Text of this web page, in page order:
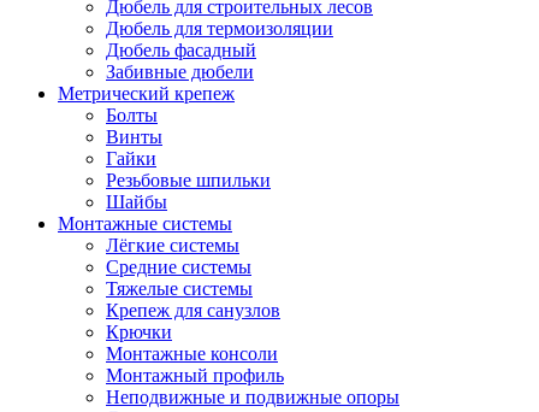
Дюбель для строительных лесов
Дюбель для термоизоляции
Дюбель фасадный
Забивные дюбели
Метрический крепеж
Болты
Винты
Гайки
Резьбовые шпильки
Шайбы
Монтажные системы
Лёгкие системы
Средние системы
Тяжелые системы
Крепеж для санузлов
Крючки
Монтажные консоли
Монтажный профиль
Неподвижные и подвижные опоры